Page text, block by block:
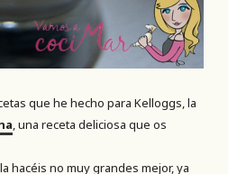
que he hecho para Kelloggs, la
, una receta deliciosa que os
hacéis no muy grandes mejor, ya